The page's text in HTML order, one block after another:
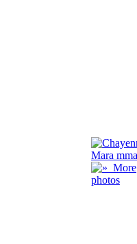
More
photos